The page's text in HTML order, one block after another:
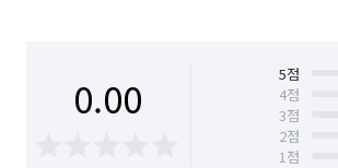
0.00 5점
4점
3점
2점
1점